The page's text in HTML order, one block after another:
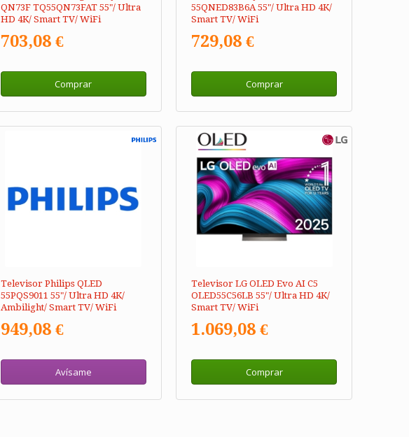
QN73F TQ55QN73FAT 55"/ Ultra
HD 4K/ Smart TV/ WiFi
703,08 €
Comprar
55QNED83B6A 55"/ Ultra HD 4K/
Smart TV/ WiFi
729,08 €
Comprar
Televisor Philips QLED
55PQS9011 55"/ Ultra HD 4K/
Ambilight/ Smart TV/ WiFi
949,08 €
Avísame
Televisor LG OLED Evo AI C5
OLED55C56LB 55"/ Ultra HD 4K/
Smart TV/ WiFi
1.069,08 €
Comprar